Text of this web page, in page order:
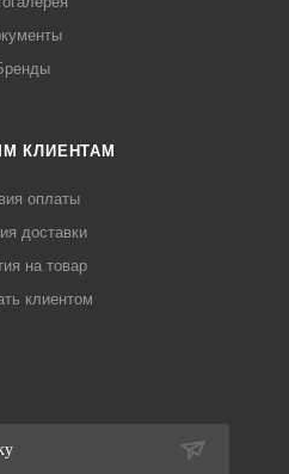
КЛИЕНТАМ
оплаты
доставки
на товар
клиентом